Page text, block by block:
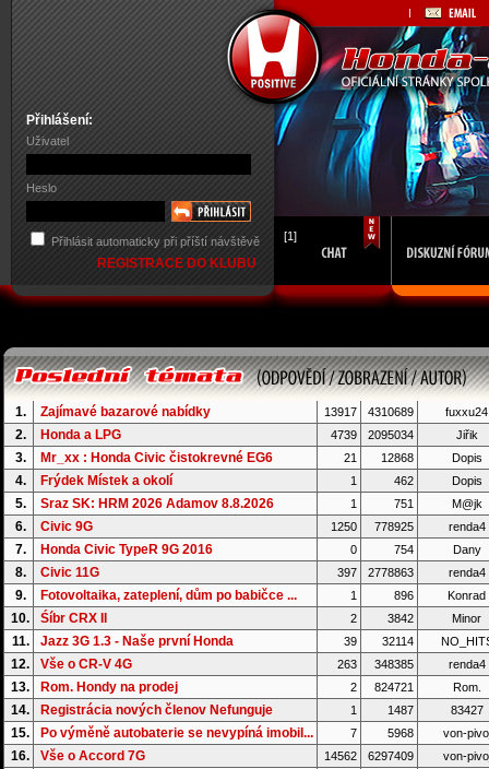
Přihlášení:
Uživatel
Heslo
Přihlásit automaticky při příští návštěvě
REGISTRACE DO KLUBU
[1]
1. Zajímavé bazarové nabídky 13917 4310689 fuxxu24
2. Honda a LPG 4739 2095034 Jiřik
3. Mr_xx : Honda Civic čistokrevné EG6 21 12868 Dopis
4. Frýdek Místek a okolí 1 462 Dopis
5. Sraz SK: HRM 2026 Adamov 8.8.2026 1 751 M@jk
6. Civic 9G 1250 778925 renda4
7. Honda Civic TypeR 9G 2016 0 754 Dany
8. Civic 11G 397 2778863 renda4
9. Fotovoltaika, zateplení, dům po babičce ... 1 896 Konrad
10. Śíbr CRX II 2 3842 Minor
11. Jazz 3G 1.3 - Naše první Honda 39 32114
12. Vše o CR-V 4G 263 348385 renda4
13. Rom. Hondy na prodej 2 824721 Rom.
14. Registrácia nových členov Nefunguje 1 1487 83427
15. Po výměně autobaterie se nevypíná imobil... 7 5968 von-
16. Vše o Accord 7G 14562 6297409 von-